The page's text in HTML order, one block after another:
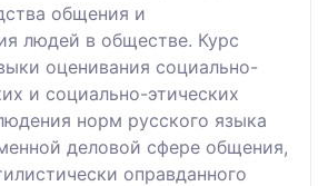
общения и
людей в обществе. Курс
оценивания социально-
и социально-этических
норм русского языка
деловой сфере общения,
оправданного